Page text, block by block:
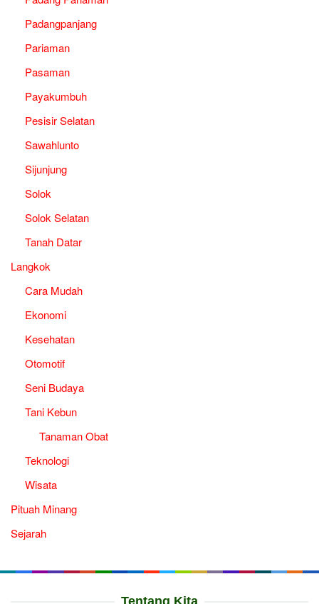
Padangpanjang
Pariaman
Pasaman
Payakumbuh
Pesisir Selatan
Sawahlunto
Sijunjung
Solok
Solok Selatan
Tanah Datar
Langkok
Cara Mudah
Ekonomi
Kesehatan
Otomotif
Seni Budaya
Tani Kebun
Tanaman Obat
Teknologi
Wisata
Pituah Minang
Sejarah